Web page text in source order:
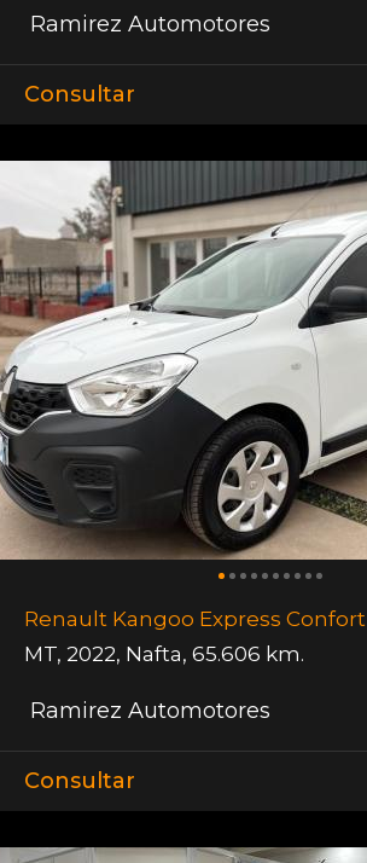
Ramirez Automotores
Consultar
Renault Kangoo Express Confort
MT, 2022, Nafta, 65.606 km.
Ramirez Automotores
Consultar